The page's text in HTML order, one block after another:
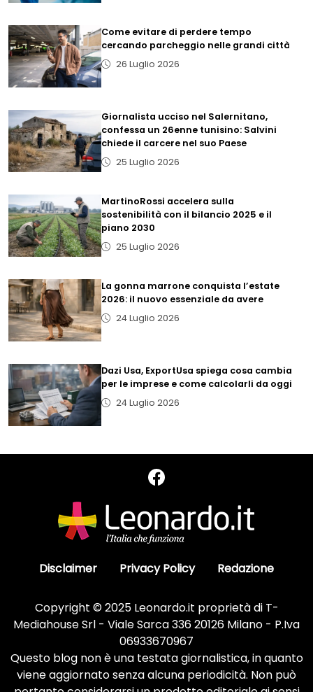
Come evitare di perdere tempo
cercando parcheggio nelle grandi città
26 Luglio 2026
Giornalista ucciso nel Salernitano,
confessa un 26enne tunisino: Salvini
chiede il carcere nel suo Paese
25 Luglio 2026
MartinoRossi accelera sulla
sostenibilità con il bilancio 2025 e il
piano 2030
25 Luglio 2026
La gonna marrone conquista l’estate
2026: il nuovo essenziale da avere
24 Luglio 2026
Dazi Usa, ExportUsa spiega cosa cambia
per le imprese e come calcolarli da oggi
24 Luglio 2026
Disclaimer Privacy Policy Redazione
Copyright © 2025 Leonardo.it proprietà di T-
Mediahouse Srl - Viale Sarca 336 20126 Milano - P.Iva
06933670967
Questo blog non è una testata giornalistica, in quanto
viene aggiornato senza alcuna periodicità. Non può